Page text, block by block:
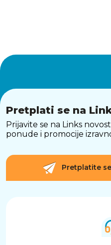
Pretplati se na
Prijavite se na Links
ponude i promocije
Pretplatite